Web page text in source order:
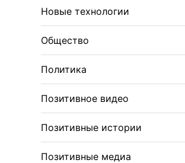
Новые технологии
Общество
Политика
Позитивное видео
Позитивные истории
Позитивные медиа